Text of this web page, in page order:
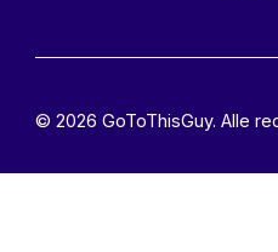
© 2026 GoToThisGuy. Alle